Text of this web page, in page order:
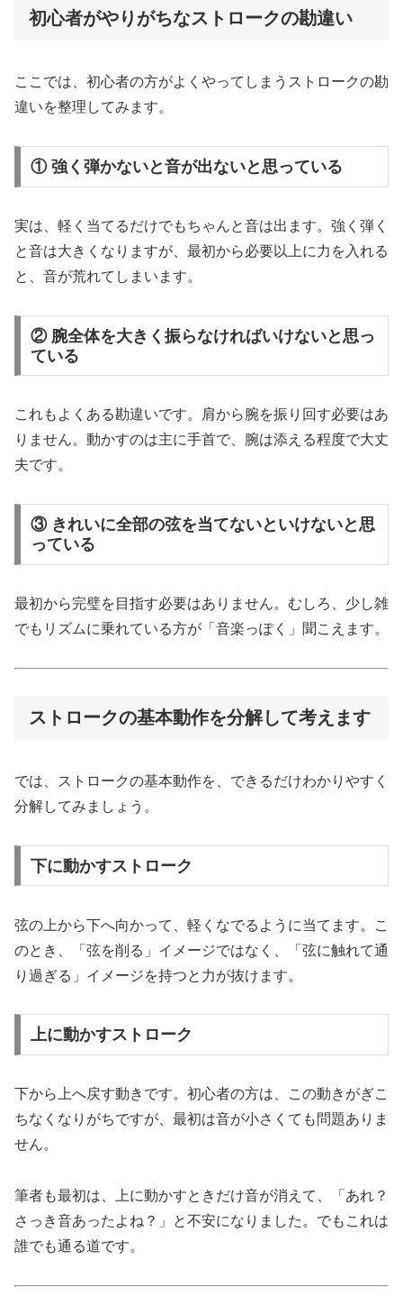
初心者がやりがちなストロークの勘違い
ここでは、初心者の方がよくやってしまうストロークの勘
違いを整理してみます。
① 強く弾かないと音が出ないと思っている
実は、軽く当てるだけでもちゃんと音は出ます。強く弾く
と音は大きくなりますが、最初から必要以上に力を入れる
と、音が荒れてしまいます。
② 腕全体を大きく振らなければいけないと思っ
ている
これもよくある勘違いです。肩から腕を振り回す必要はあ
りません。動かすのは主に手首で、腕は添える程度で大丈
夫です。
③ きれいに全部の弦を当てないといけないと思
っている
最初から完璧を目指す必要はありません。むしろ、少し雑
でもリズムに乗れている方が「音楽っぽく」聞こえます。
ストロークの基本動作を分解して考えます
では、ストロークの基本動作を、できるだけわかりやすく
分解してみましょう。
下に動かすストローク
弦の上から下へ向かって、軽くなでるように当てます。こ
のとき、「弦を削る」イメージではなく、「弦に触れて通
り過ぎる」イメージを持つと力が抜けます。
上に動かすストローク
下から上へ戻す動きです。初心者の方は、この動きがぎこ
ちなくなりがちですが、最初は音が小さくても問題ありま
せん。
筆者も最初は、上に動かすときだけ音が消えて、「あれ？
さっき音あったよね？」と不安になりました。でもこれは
誰でも通る道です。